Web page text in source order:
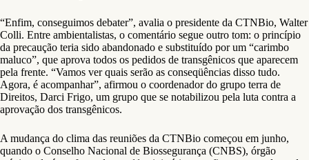
“Enfim, conseguimos debater”, avalia o presidente da CTNBio, Walter
Colli. Entre ambientalistas, o comentário segue outro tom: o princípio
da precaução teria sido abandonado e substituído por um “carimbo
maluco”, que aprova todos os pedidos de transgênicos que aparecem
pela frente. “Vamos ver quais serão as conseqüências disso tudo.
Agora, é acompanhar”, afirmou o coordenador do grupo terra de
Direitos, Darci Frigo, um grupo que se notabilizou pela luta contra a
aprovação dos transgênicos.
A mudança do clima das reuniões da CTNBio começou em junho,
quando o Conselho Nacional de Biossegurança (CNBS), órgão